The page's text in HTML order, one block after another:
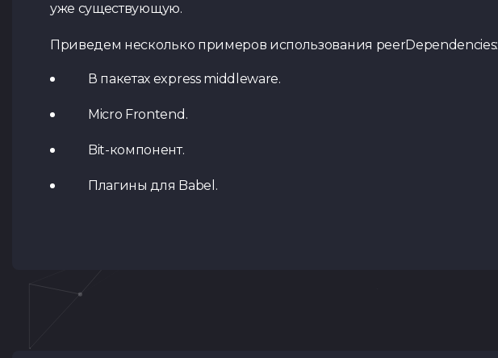
уже существующую.
Приведем несколько примеров использования peerDependencies:
В пакетах express middleware.
Micro Frontend.
Bit-компонент.
Плагины для Babel.